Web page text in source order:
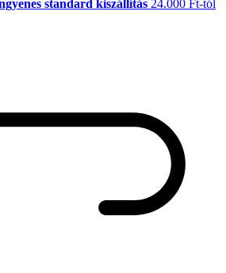
standard kiszállítás 24.000 Ft-tól